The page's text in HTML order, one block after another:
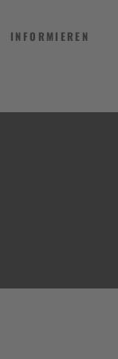
INFORMIEREN